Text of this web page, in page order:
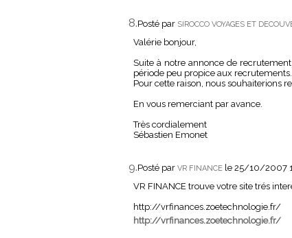
8.Posté par SIROCCO VOYAGES ET
Valérie bonjour,
Suite à notre annonce de
période peu propice aux recrutements.
Pour cette raison, nous souhaiterions
En vous remerciant par avance.
Très cordialement
Sébastien Emonet
9.Posté par VR FINANCE le 25/10/2007
VR FINANCE trouve votre site trés
http://vrfinances.zoetechnologie.fr/
http://vrfinances.zoetechnologie.fr/